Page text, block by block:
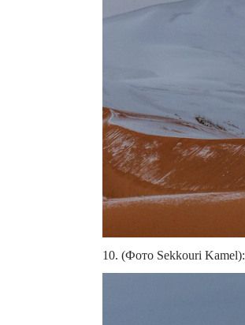
10. (Фото Sekkouri Kamel):